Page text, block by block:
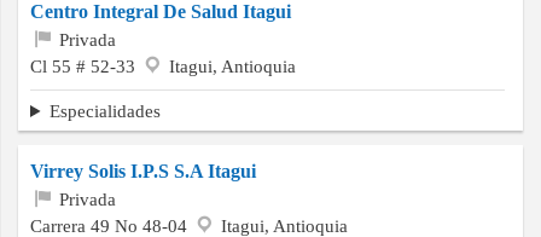
Ciudades
Buscar
Contacto
Centro Integral De Salud Itagui
Privada
Cl 55 # 52-33
Itagui, Antioquia
Especialidades
Virrey Solis I.P.S S.A Itagui
Privada
Carrera 49 No 48-04
Itagui, Antioquia